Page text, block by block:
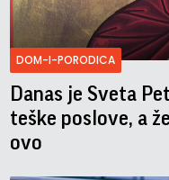
DOM-I-PORODICA
Danas je Sveta
teške poslove, a
ovo